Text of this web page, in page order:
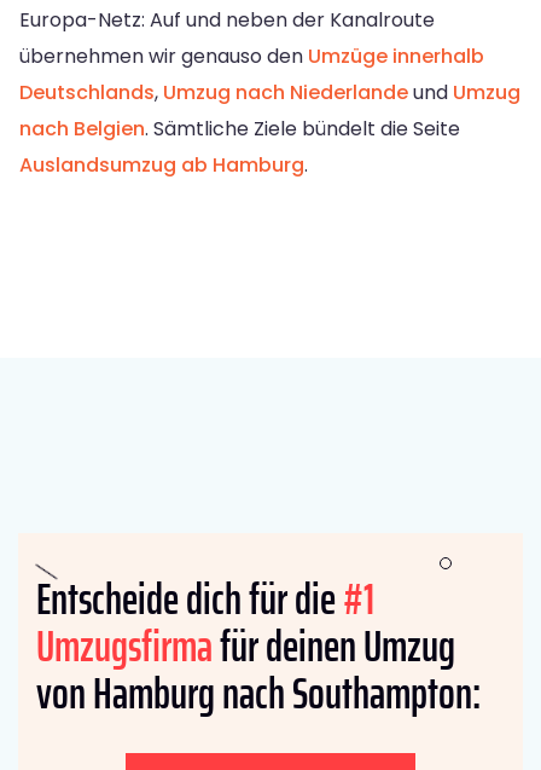
Europa-Netz: Auf und neben der Kanalroute
übernehmen wir genauso den Umzüge innerhalb
Deutschlands, Umzug nach Niederlandeund Umzug
nach Belgien. Sämtliche Ziele bündelt die Seite
Auslandsumzug ab Hamburg.
Entscheide dich für die#1
Umzugsfirmafür deinen Umzug
von Hamburg nach Southampton: